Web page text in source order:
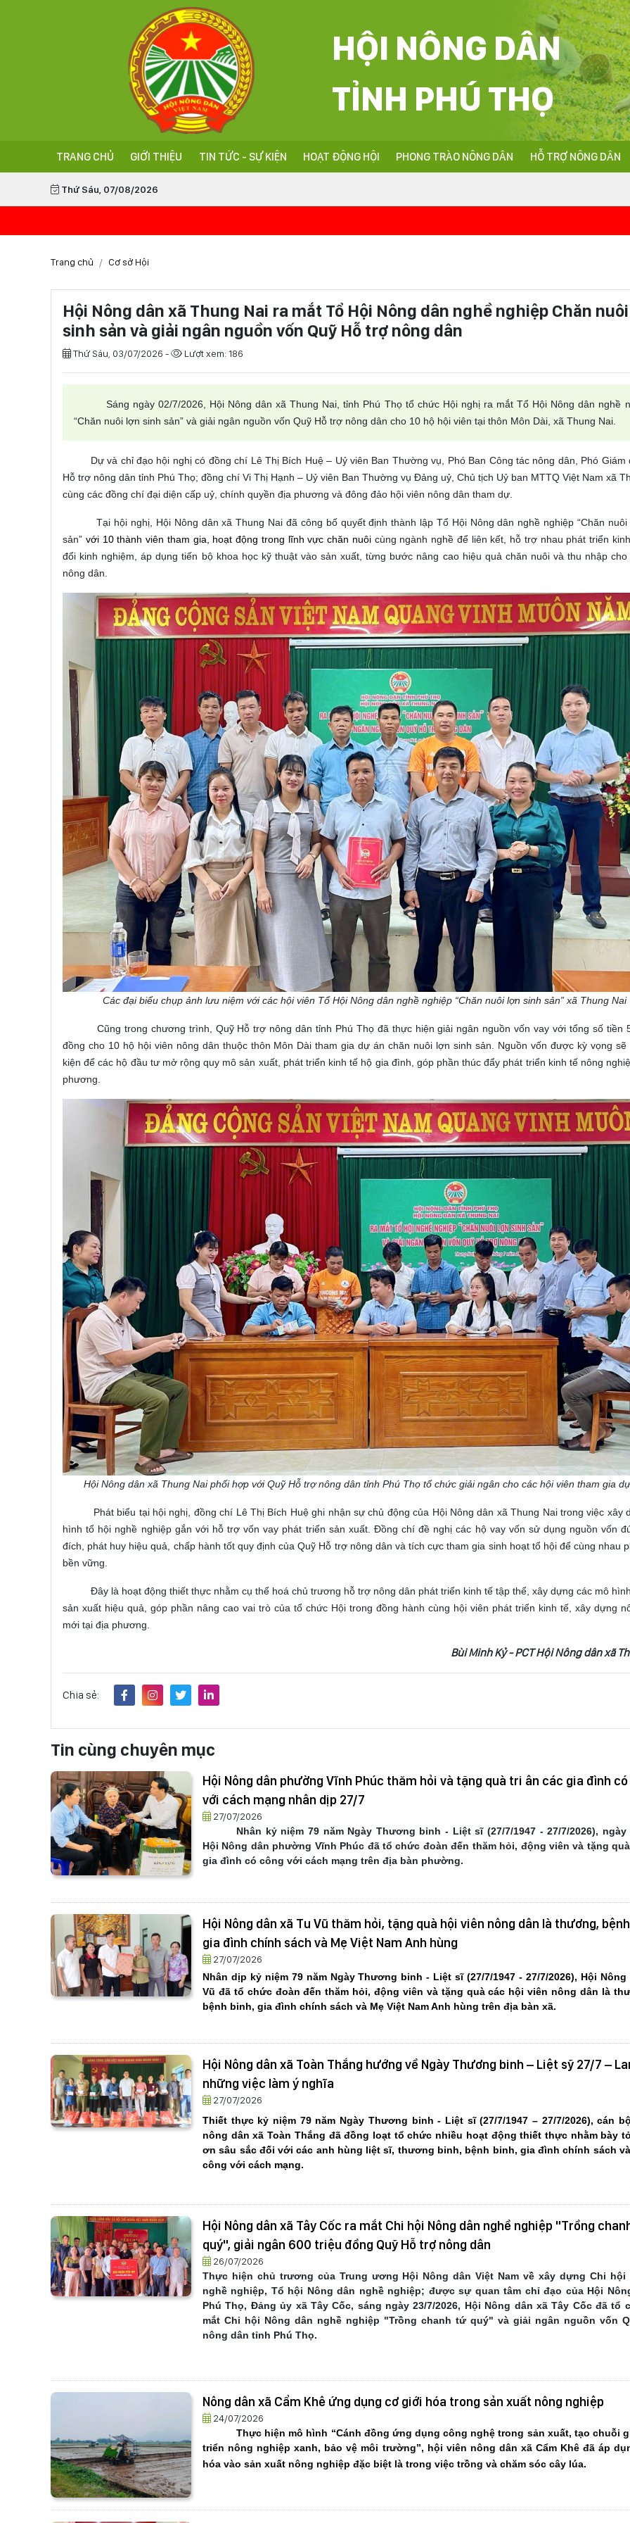
HỘI NÔNG DÂN
TỈNH PHÚ THỌ
TRANG CHỦ GIỚI THIỆU TIN TỨC - SỰ KIỆN HOẠT ĐỘNG HỘI PHONG TRÀO NÔNG DÂN HỖ TRỢ NÔNG DÂN
Thứ Sáu, 07/08/2026
<<<Nhiệt liệt
Trang chủ Cơ sở Hội
Hội Nông dân xã Thung Nai ra mắt Tổ Hội Nông dân nghề nghiệp Chăn
sinh sản và giải ngân nguồn vốn Quỹ Hỗ trợ nông dân
Thứ Sáu, 03/07/2026 - Lượt xem: 186
Sáng ngày 02/7/2026, Hội Nông dân xã Thung Nai, tỉnh Phú Thọ tổ chức Hội nghị ra mắt Tổ Hội Nông dân nghề
“Chăn nuôi lợn sinh sản” và giải ngân nguồn vốn Quỹ Hỗ trợ nông dân cho 10 hộ hội viên tại thôn Môn Dài, xã Thung Nai.
Dự và chỉ đạo hội nghị có đồng chí Lê Thị Bích Huệ – Uỷ viên Ban Thường vụ, Phó Ban Công tác nông dân, Phó Giám
Hỗ trợ nông dân tỉnh Phú Thọ; đồng chí Vi Thị Hạnh – Uỷ viên Ban Thường vụ Đảng uỷ, Chủ tịch Uỷ ban MTTQ Việt Nam xã
cùng các đồng chí đại diện cấp uỷ, chính quyền địa phương và đông đảo hội viên nông dân tham dự.
Tại hội nghị, Hội Nông dân xã Thung Nai đã công bố quyết định thành lập Tổ Hội Nông dân nghề nghiệp “Chăn
sản” với 10thành viên tham gia, hoạt động trong lĩnh vực chăn nuôicùng ngành nghề để liên kết, hỗ trợ nhau phát triển
đổi kinh nghiệm, áp dụng tiến bộ khoa học kỹ thuật vào sản xuất, từng bước nâng cao hiệu quả chăn nuôi và thu nhập cho
nông dân.
Các đại biểu chụp ảnh lưu niệm với các hội viên TổHộiNông dân nghề nghiệp “Chăn nuôi lợn sinh sản” xã Thung Nai
Cũng trong chương trình, Quỹ Hỗ trợ nông dân tỉnh Phú Thọ đã thực hiện giải ngân nguồn vốn vay với tổng số tiền
đồng cho 10 hộ hội viên nông dân thuộc thôn Môn Dài tham gia dự án chăn nuôi lợn sinh sản. Nguồn vốn được kỳ vọng sẽ
kiện để các hộ đầu tư mở rộng quy mô sản xuất, phát triển kinh tế hộ gia đình, góp phần thúc đẩy phát triển kinh tế nông
phương.
Hội Nông dân xã Thung Nai phối hợp với Quỹ Hỗ trợ nông dân tỉnh Phú Thọ tổ chức giải ngân cho các hội viên tham gia
Phát biểu tại hội nghị, đồng chí Lê Thị Bích Huệ ghi nhận sự chủ động của Hội Nông dân xã Thung Nai trong việc xây
hình tổ hội nghề nghiệp gắn với hỗ trợ vốn vay phát triển sản xuất. Đồng chí đề nghị các hộ vay vốn sử dụng nguồn vốn
đích, phát huy hiệu quả, chấp hành tốt quy định của Quỹ Hỗ trợ nông dân và tích cực tham gia sinh hoạt tổ hội để cùng nhau
bền vững.
Đây là hoạt động thiết thực nhằm cụ thể hoá chủ trương hỗ trợ nông dân phát triển kinh tế tập thể, xây dựng các mô
sản xuất hiệu quả, góp phần nâng cao vai trò của tổ chức Hội trong đồng hành cùng hội viên phát triển kinh tế, xây dựng
mới tại địa phương.
Bùi Minh Kỷ - PCT Hội Nông dân xã
Chia sẻ:
Tin cùng chuyên mục
Hội Nông dân phường Vĩnh Phúc thăm hỏi và tặng quà tri ân các gia đình
với cách mạng nhân dịp 27/7
27/07/2026
Nhân kỷ niệm 79 năm Ngày Thương binh - Liệt sĩ (27/7/1947 - 27/7/2026), ngày
Hội Nông dân phường Vĩnh Phúc đã tổ chức đoàn đến thăm hỏi, động viên và tặng
gia đình có công với cách mạng trên địa bàn phường.
Hội Nông dân xã Tu Vũ thăm hỏi, tặng quà hội viên nông dân là thương,
gia đình chính sách và Mẹ Việt Nam Anh hùng
27/07/2026
Nhân dịp kỷ niệm 79 năm Ngày Thương binh - Liệt sĩ (27/7/1947 - 27/7/2026), Hội Nông
Vũ đã tổ chức đoànđến thăm hỏi, động viên và tặng quà các hội viên nông dân là
bệnh binh, gia đình chính sách và Mẹ Việt Nam Anh hùng trên địa bàn xã.
Hội Nông dân xã Toàn Thắng hướng về Ngày Thương binh – Liệt sỹ 27/7 –
những việc làm ý nghĩa
27/07/2026
Thiết thực kỷ niệm 79 năm Ngày Thương binh - Liệt sĩ (27/7/1947 – 27/7/2026), cán
nông dân xã Toàn Thắng đã đồng loạt tổ chức nhiều hoạt động thiết thực nhằm bày
ơn sâu sắc đối với các anh hùng liệt sĩ, thương binh, bệnh binh, gia đình chính sách
công với cách mạng.
Hội Nông dân xã Tây Cốc ra mắt Chi hội Nông dân nghề nghiệp "Trồng
quý", giải ngân 600 triệu đồng Quỹ Hỗ trợ nông dân
26/07/2026
Thực hiện chủ trương của Trung ương Hội Nông dân Việt Nam về xây dựng Chi hội
nghề nghiệp, Tổ hội Nông dân nghề nghiệp; được sự quan tâm chỉ đạo của Hội
Phú Thọ, Đảng ủy xã Tây Cốc, sáng ngày 23/7/2026, Hội Nông dân xã Tây Cốc đã tổ
mắt Chi hội Nông dân nghề nghiệp "Trồng chanh tứ quý" và giải ngân nguồn vốn
nông dân tỉnh Phú Thọ.
Nông dân xã Cẩm Khê ứng dụng cơ giới hóa trong sản xuất nông nghiệp
24/07/2026
Thực hiện mô hình “Cánh đồng ứng dụng công nghệ trong sản xuất, tạo chuỗi
triển nông nghiệp xanh, bảo vệ môi trường”, hội viên nông dân xã Cẩm Khê đã áp
hóa vào sản xuất nông nghiệp đặc biệt là trong việc trồng và chăm sóc cây lúa.